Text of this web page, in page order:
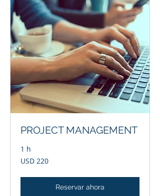
PROJECT MANAGEMENT
1 h
220
dólares
USD 220
Reservar ahora